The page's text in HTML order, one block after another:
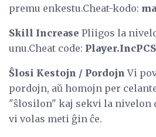
premu enkestu.Cheat-kodo:
Skill Increase Pliigos la
unu.Cheat code:
Ŝlosi Kestojn / Pordojn Vi
pordojn, aŭ homojn per
"ŝlosilon" kaj sekvi la nivelon
vi volas meti ĝin ĉe.